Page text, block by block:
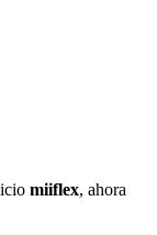
miiflex, ahora